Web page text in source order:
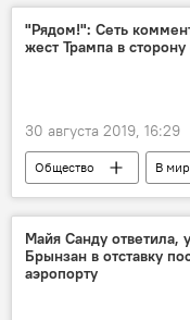
"Рядом!": Сеть
жест Трампа в
30 августа 2019, 16:29
Общество В
Майя Санду ответила,
Брынзан в отставку
аэропорту